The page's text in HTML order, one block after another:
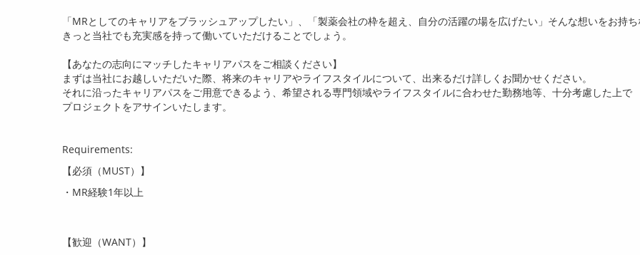
「MRとしてのキャリアをブラッシュアップしたい」、「製薬会社の枠を超え、自分の活躍の場を広げたい」そんな想いをお持
きっと当社でも充実感を持って働いていただけることでしょう。
【あなたの志向にマッチしたキャリアパスをご相談ください】
まずは当社にお越しいただいた際、将来のキャリアやライフスタイルについて、出来るだけ詳しくお聞かせください。
それに沿ったキャリアパスをご用意できるよう、希望される専門領域やライフスタイルに合わせた勤務地等、十分考慮した上で
プロジェクトをアサインいたします。
Requirements:
【必須（MUST）】
・ MR経験1年以上
【歓迎（WANT）】